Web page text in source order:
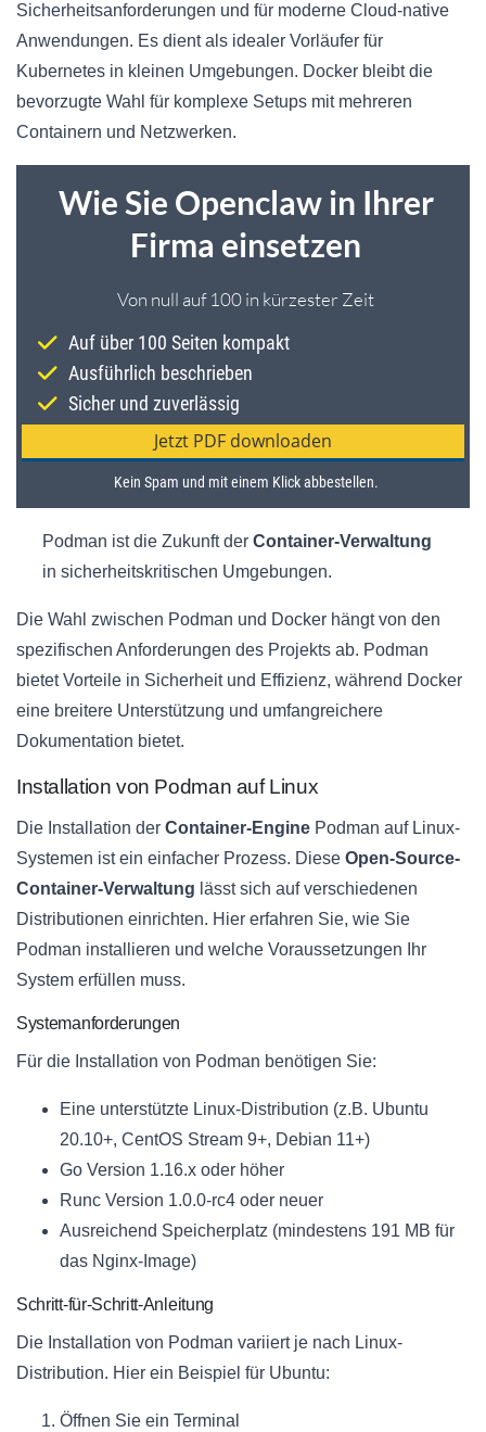
Sicherheitsanforderungen und für moderne Cloud-native
Anwendungen. Es dient als idealer Vorläufer für
Kubernetes in kleinen Umgebungen. Docker bleibt die
bevorzugte Wahl für komplexe Setups mit mehreren
Containern und Netzwerken.
Podman ist die Zukunft der Container-Verwaltung
in sicherheitskritischen Umgebungen.
Die Wahl zwischen Podman und Docker hängt von den
spezifischen Anforderungen des Projekts ab. Podman
bietet Vorteile in Sicherheit und Effizienz, während Docker
eine breitere Unterstützung und umfangreichere
Dokumentation bietet.
Installation von Podman auf Linux
Die Installation der Container-Engine Podman auf Linux-
Systemen ist ein einfacher Prozess. Diese Open-Source-
Container-Verwaltung lässt sich auf verschiedenen
Distributionen einrichten. Hier erfahren Sie, wie Sie
Podman installieren und welche Voraussetzungen Ihr
System erfüllen muss.
Systemanforderungen
Für die Installation von Podman benötigen Sie:
Eine unterstützte Linux-Distribution (z.B. Ubuntu
20.10+, CentOS Stream 9+, Debian 11+)
Go Version 1.16.x oder höher
Runc Version 1.0.0-rc4 oder neuer
Ausreichend Speicherplatz (mindestens 191 MB für
das Nginx-Image)
Schritt-für-Schritt-Anleitung
Die Installation von Podman variiert je nach Linux-
Distribution. Hier ein Beispiel für Ubuntu:
Öffnen Sie ein Terminal